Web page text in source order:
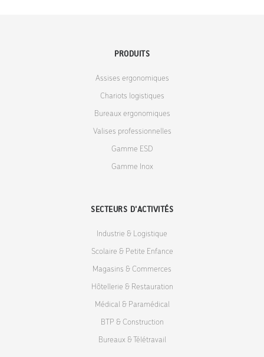
PRODUITS
Assises ergonomiques
Chariots logistiques
Bureaux ergonomiques
Valises professionnelles
Gamme ESD
Gamme Inox
SECTEURS D'ACTIVITÉS
Industrie & Logistique
Scolaire & Petite Enfance
Magasins & Commerces
Hôtellerie & Restauration
Médical & Paramédical
BTP & Construction
Bureaux & Télétravail